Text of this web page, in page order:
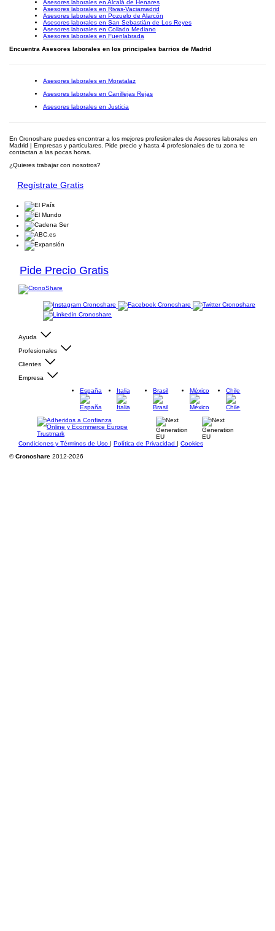
Asesores laborales en Alcalá de Henares
Asesores laborales en Rivas-Vaciamadrid
Asesores laborales en Pozuelo de Alarcón
Asesores laborales en San Sebastián de Los Reyes
Asesores laborales en Collado Mediano
Asesores laborales en Fuenlabrada
Encuentra Asesores laborales en los principales barrios de Madrid
Asesores laborales en Moratalaz
Asesores laborales en Canillejas Rejas
Asesores laborales en Justicia
En Cronoshare puedes encontrar a los mejores profesionales de Asesores laborales en
Madrid | Empresas y particulares. Pide precio y hasta 4 profesionales de tu zona te
contactan a las pocas horas.
¿Quieres trabajar con nosotros?
Regístrate Gratis
Pide Precio Gratis
Ayuda
Profesionales
Clientes
Empresa
España
Italia Brasil México Chile
Condiciones y Términos de Uso | Política de Privacidad | Cookies
©Cronoshare 2012-2026